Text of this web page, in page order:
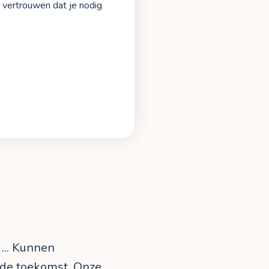
dat je nodig
Kunnen